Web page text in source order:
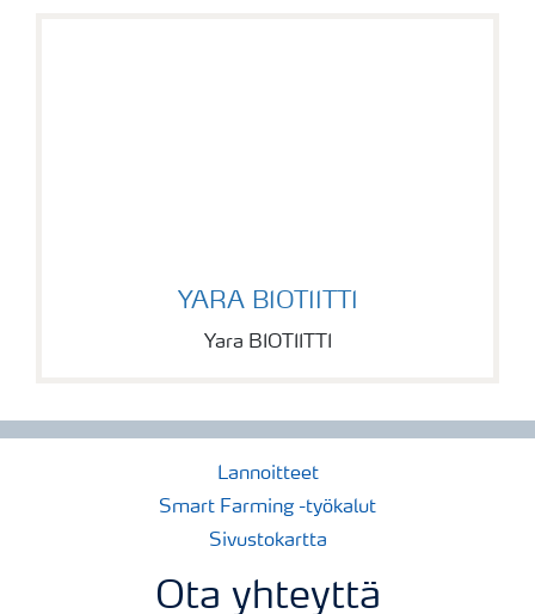
YARA BIOTIITTI
YARA BIOTIITTI
Yara BIOTIITTI
Lannoitteet
Smart Farming -työkalut
Sivustokartta
Ota yhteyttä